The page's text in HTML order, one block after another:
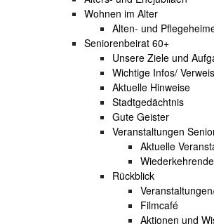
Wohnen im Alter
Alten- und
Seniorenbeirat 60+
Unsere Ziele und
Wichtige Infos/
Aktuelle Hinweise
Stadtgedächtnis
Gute Geister
Veranstaltungen
Aktuelle
Rückblick
Filmcafé
Aktionen und